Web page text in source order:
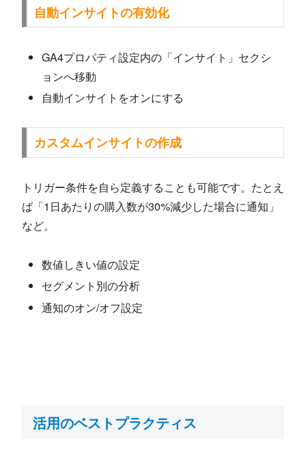
自動インサイトの有効化
GA4プロパティ設定内の「インサイト」セクシ
ョンへ移動
自動インサイトをオンにする
カスタムインサイトの作成
トリガー条件を自ら定義することも可能です。たとえ
ば「1日あたりの購入数が30%減少した場合に通知」
など。
数値しきい値の設定
セグメント別の分析
通知のオン/オフ設定
活用のベストプラクティス